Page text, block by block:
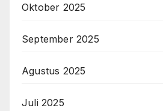
Oktober 2025
September 2025
Agustus 2025
Juli 2025